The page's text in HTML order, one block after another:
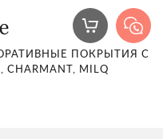
ПОКРЫТИЯ С
MILQ